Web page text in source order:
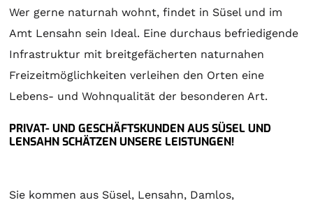
Wer gerne naturnah wohnt, findet in Süsel und im
Amt Lensahn sein Ideal. Eine durchaus befriedigende
Infrastruktur mit breitgefächerten naturnahen
Freizeitmöglichkeiten verleihen den Orten eine
Lebens- und Wohnqualität der besonderen Art.
PRIVAT- UND GESCHÄFTSKUNDEN AUS SÜSEL UND
LENSAHN SCHÄTZEN UNSERE LEISTUNGEN!
Sie kommen aus Süsel, Lensahn, Damlos,